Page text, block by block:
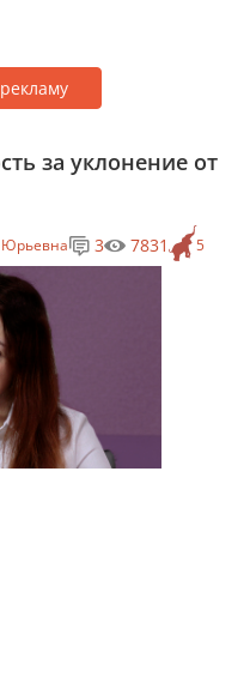
за уклонение от
Юрьевна 5
3 7831